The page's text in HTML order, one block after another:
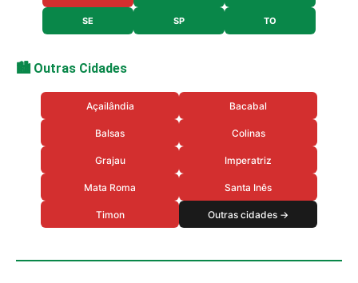
SE SP TO
🏙️ Outras Cidades
Açailândia Bacabal
Balsas Colinas
Grajau Imperatriz
Mata Roma Santa Inês
Timon Outras cidades →